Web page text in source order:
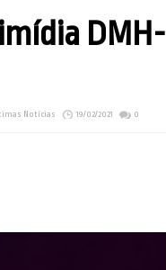
DMH-
Notícias 19/02/2021
0